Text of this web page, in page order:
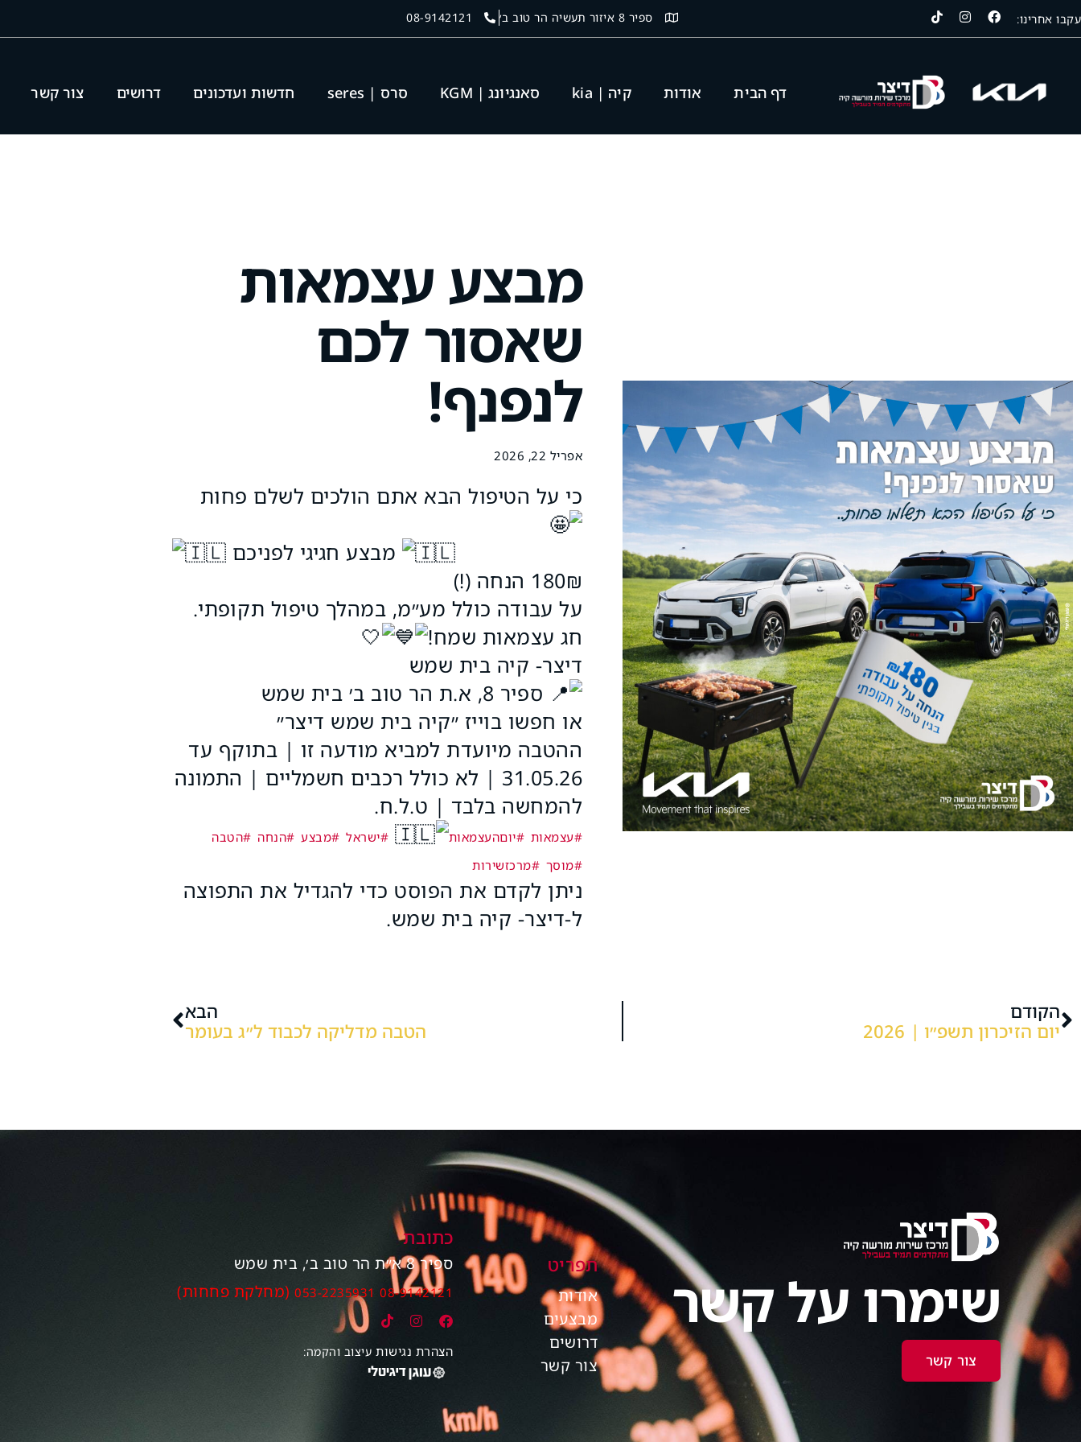
עקבו אחרינו: ספיר 8 איזור תעשיה הר טוב ב׳ 08-9142121
דף הבית אודות קיה | kia סאנגיונג | KGM סרס | seres חדשות ועדכונים דרושים צור קשר
מבצע עצמאות
שאסור לכם
לנפנף!
אפריל 22, 2026
כי על הטיפול הבא אתם הולכים לשלם פחות
180₪ הנחה (!)
על עבודה כולל מע״מ, במהלך טיפול תקופתי.
חג עצמאות שמח!
דיצר- קיה בית שמש
ספיר 8, א.ת הר טוב ב׳ בית שמש
או חפשו בוייז ״קיה בית שמש דיצר״
ההטבה מיועדת למביא מודעה זו | בתוקף עד
31.05.26 | לא כולל רכבים חשמליים | התמונה
להמחשה בלבד | ט.ל.ח.
#עצמאות #יוםהעצמאות #ישראל #מבצע #הנחה #הטבה
#מוסך #מרכזשירות
ניתן לקדם את הפוסט כדי להגדיל את התפוצה
ל-דיצר- קיה בית שמש.
הקודם
יום הזיכרון תשפ״ו | 2026
הבא
הטבה מדליקה לכבוד ל״ג בעומר
שימרו על קשר
צור קשר
תפריט
אודות
מבצעים
דרושים
צור קשר
כתובת
ספיר 8 א״ת הר טוב ב׳, בית שמש
08-9142121
053-2235931(מחלקת פחחות)
הצהרת נגישות עיצוב והקמה: